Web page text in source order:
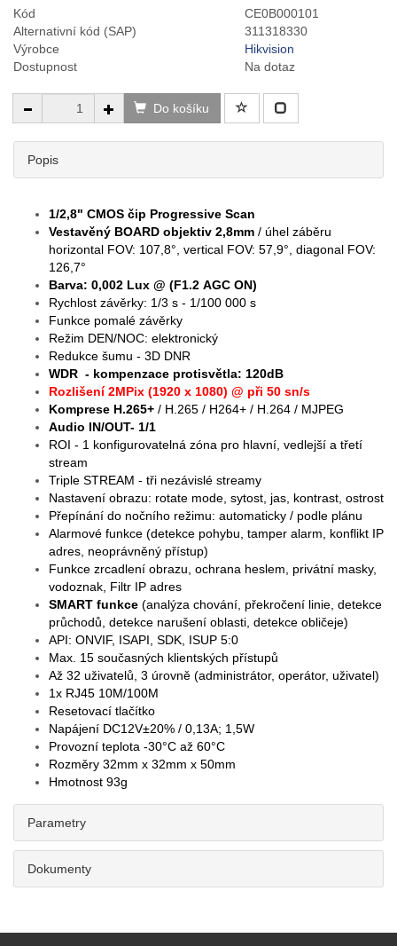
Kód
CE0B000101
Alternativní kód (SAP)
311318330
Výrobce
Hikvision
Dostupnost
Na dotaz
Do košíku
Popis
1/2,8" CMOS čip Progressive Scan
Vestavěný BOARD objektiv 2,8mm / úhel záběru
horizontal FOV: 107,8°, vertical FOV: 57,9°, diagonal FOV:
126,7°
Barva: 0,002 Lux @ (F1.2 AGC ON)
Rychlost závěrky: 1/3 s - 1/100 000 s
Funkce pomalé závěrky
Režim DEN/NOC: elektronický
Redukce šumu - 3D DNR
WDR - kompenzace protisvětla: 120dB
Rozlišení 2MPix (1920 x 1080) @ při 50 sn/s
Komprese H.265+ / H.265 / H264+ / H.264 / MJPEG
Audio IN/OUT- 1/1
ROI - 1 konfigurovatelná zóna pro hlavní, vedlejší a třetí
stream
Triple STREAM - tři nezávislé streamy
Nastavení obrazu: rotate mode, sytost, jas, kontrast, ostrost
Přepínání do nočního režimu: automaticky / podle plánu
Alarmové funkce (detekce pohybu, tamper alarm, konflikt IP
adres, neoprávněný přístup)
Funkce zrcadlení obrazu, ochrana heslem, privátní masky,
vodoznak, Filtr IP adres
SMART funkce (analýza chování, překročení linie, detekce
průchodů, detekce narušení oblasti, detekce obličeje)
API: ONVIF, ISAPI, SDK, ISUP 5:0
Max. 15 současných klientských přístupů
Až 32 uživatelů, 3 úrovně (administrátor, operátor, uživatel)
1x RJ45 10M/100M
Resetovací tlačítko
Napájení DC12V±20% / 0,13A; 1,5W
Provozní teplota -30°C až 60°C
Rozměry 32mm x 32mm x 50mm
Hmotnost 93g
Parametry
Dokumenty